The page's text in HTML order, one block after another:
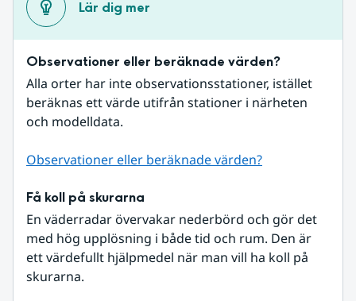
Lär dig mer
Observationer eller beräknade värden?
Alla orter har inte observationsstationer, istället
beräknas ett värde utifrån stationer i närheten
och modelldata.
Observationer eller beräknade värden?
Få koll på skurarna
En väderradar övervakar nederbörd och gör det
med hög upplösning i både tid och rum. Den är
ett värdefullt hjälpmedel när man vill ha koll på
skurarna.